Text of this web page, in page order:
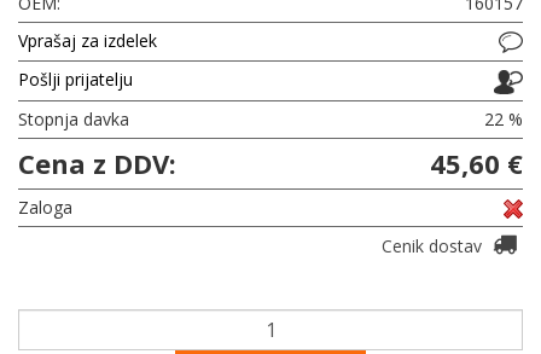
Vprašaj za izdelek
Pošlji prijatelju
Stopnja davka
22 %
Cena z DDV: 45,60 €
Zaloga
Cenik dostav